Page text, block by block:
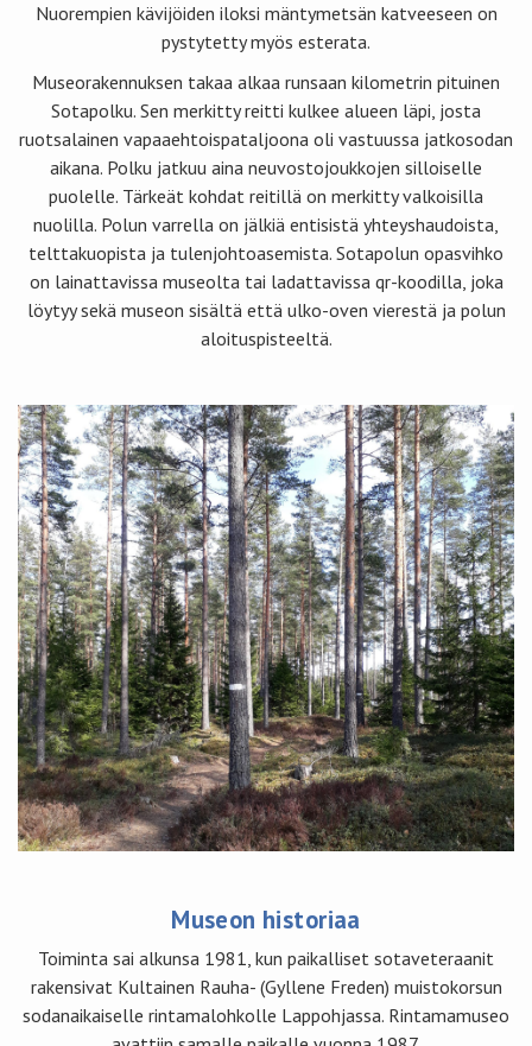
Nuorempien kävijöiden iloksi mäntymetsän katveeseen on
pystytetty myös esterata.
Museorakennuksen takaa alkaa runsaan kilometrin pituinen
Sotapolku. Sen merkitty reitti kulkee alueen läpi, josta
ruotsalainen vapaaehtoispataljoona oli vastuussa jatkosodan
aikana. Polku jatkuu aina neuvostojoukkojen silloiselle
puolelle. Tärkeät kohdat reitillä on merkitty valkoisilla
nuolilla. Polun varrella on jälkiä entisistä yhteyshaudoista,
telttakuopista ja tulenjohtoasemista. Sotapolun opasvihko
on lainattavissa museolta tai ladattavissa qr-koodilla, joka
löytyy sekä museon sisältä että ulko-oven vierestä ja polun
aloituspisteeltä.
Museon historiaa
Toiminta sai alkunsa 1981, kun paikalliset sotaveteraanit
rakensivat Kultainen Rauha- (Gyllene Freden) muistokorsun
sodanaikaiselle rintamalohkolle Lappohjassa. Rintamamuseo